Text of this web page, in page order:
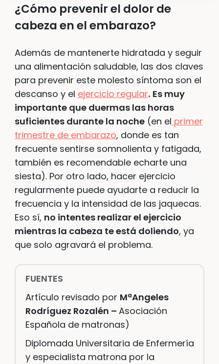
¿Cómo prevenir el dolor de
cabeza en el embarazo?
Además de mantenerte hidratada y seguir
una alimentación saludable, las dos claves
para prevenir este molesto síntoma son el
descanso y el ejercicio regular. Es muy
importante que duermas las horas
suficientes durante la noche (en el primer
trimestre de embarazo, donde es tan
frecuente sentirse somnolienta y fatigada,
también es recomendable echarte una
siesta). Por otro lado, hacer ejercicio
regularmente puede ayudarte a reducir la
frecuencia y la intensidad de las jaquecas.
Eso sí, no intentes realizar el ejercicio
mientras la cabeza te está doliendo, ya
que solo agravará el problema.
FUENTES
Artículo revisado por MªAngeles
Rodríguez Rozalén – Asociación
Española de matronas)
Diplomada Universitaria de Enfermería
y especialista matrona por la